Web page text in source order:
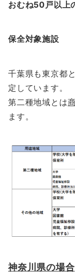
おむね50戸以上
保全対象施設
千葉県も東京都
定しています。
第二種地域とは
ます。
神奈川県の場合